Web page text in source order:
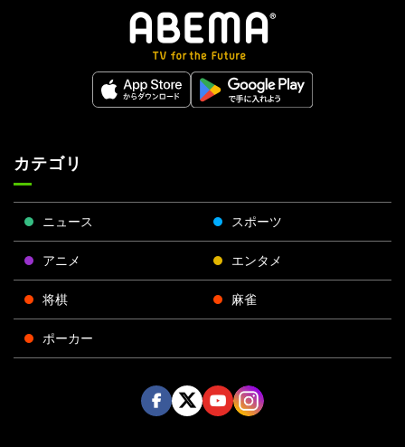
カテゴリ
ニュース スポーツ
アニメ エンタメ
将棋 麻雀
ポーカー